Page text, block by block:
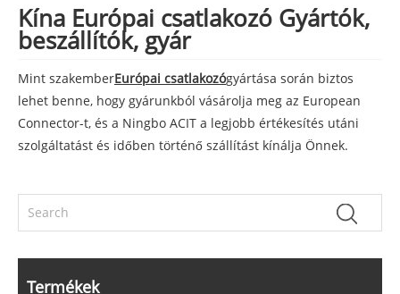
Kína Európai csatlakozó Gyártók,
beszállítók, gyár
Mint szakemberEurópai csatlakozógyártása során biztos
lehet benne, hogy gyárunkból vásárolja meg az European
Connector-t, és a Ningbo ACIT a legjobb értékesítés utáni
szolgáltatást és időben történő szállítást kínálja Önnek.
Termékek